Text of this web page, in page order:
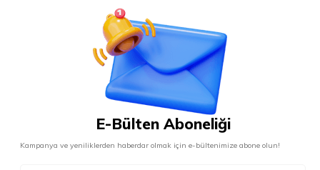
E-Bülten Aboneliği
Kampanya ve yeniliklerden haberdar olmak için e-bültenimize abone olun!